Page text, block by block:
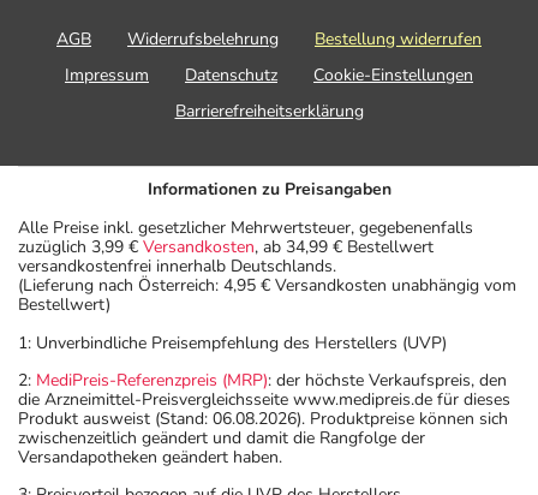
AGB Widerrufsbelehrung
Bestellung widerrufen
Impressum
Datenschutz
Cookie-Einstellungen
Barrierefreiheitserklärung
Informationen zu Preisangaben
Alle Preise inkl. gesetzlicher Mehrwertsteuer, gegebenenfalls
zuzüglich 3,99 € Versandkosten, ab 34,99 € Bestellwert
versandkostenfrei innerhalb Deutschlands.
(Lieferung nach Österreich: 4,95 € Versandkosten unabhängig vom
Bestellwert)
1: Unverbindliche Preisempfehlung des Herstellers (UVP)
2: MediPreis-Referenzpreis (MRP): der höchste Verkaufspreis, den
die Arzneimittel-Preisvergleichsseite www.medipreis.de für dieses
Produkt ausweist (Stand: 06.08.2026). Produktpreise können sich
zwischenzeitlich geändert und damit die Rangfolge der
Versandapotheken geändert haben.